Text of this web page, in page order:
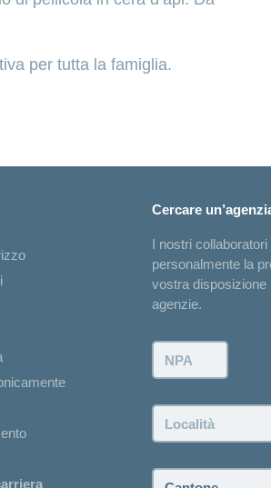
per tutta la famiglia.
Cercare
I nostri
personalmente la
vostra disposizione
agenzie.
NPA:
Località:
Cantone: